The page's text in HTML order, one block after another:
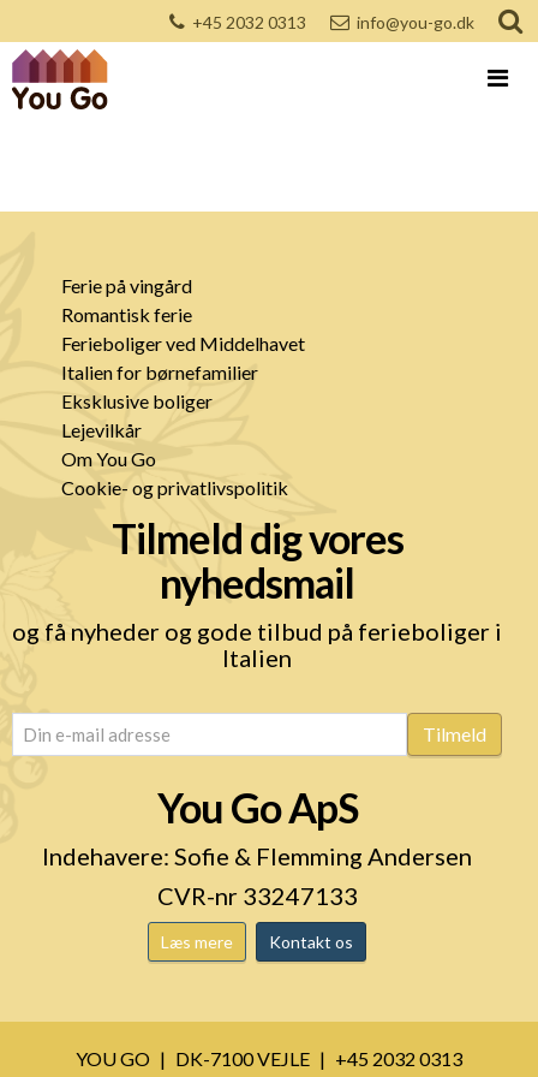
+45 2032 0313 info@you-go.dk
Ferie på vingård
Romantisk ferie
Ferieboliger ved Middelhavet
Italien for børnefamilier
Eksklusive boliger
Lejevilkår
Om You Go
Cookie- og privatlivspolitik
Tilmeld dig vores
nyhedsmail
og få nyheder og gode tilbud på ferieboliger i
Italien
email (Påkrævet) Tilmeld
You Go ApS
Indehavere: Sofie & Flemming Andersen
CVR-nr 33247133
Læs mere Kontakt os
YOU GO DK-7100 VEJLE
+45 2032 0313